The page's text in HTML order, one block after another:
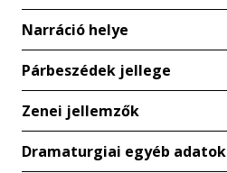
Narráció helye
Párbeszédek jellege
Zenei jellemzők
Dramaturgiai egyéb adatok